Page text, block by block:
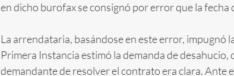
en dicho burofax se consignó por error que la fecha
La arrendataria, basándose en este error, impugnó
Primera Instancia estimó la demanda de
demandante de resolver el contrato era clara. Ante